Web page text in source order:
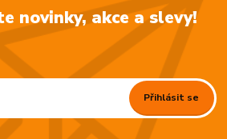
novinky, akce a slevy!
Přihlásit se